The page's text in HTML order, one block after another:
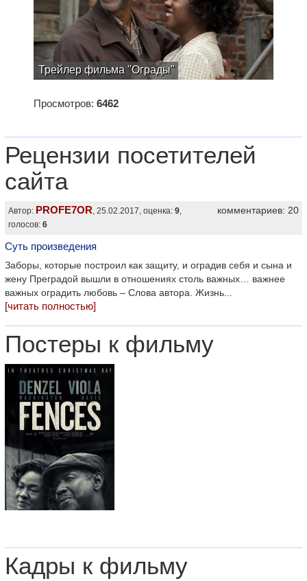
Трейлер фильма "Ограды"
Просмотров: 6462
Рецензии посетителей
сайта
Автор: PROFE7OR, 25.02.2017, оценка: 9,
голосов: 6
комментариев: 20
Суть произведения
Заборы, которые построил как защиту, и оградив себя и сына и
жену Преградой вышли в отношениях столь важных… важнее
важных оградить любовь – Слова автора. Жизнь...
[читать полностью]
Постеры к фильму
Кадры к фильму